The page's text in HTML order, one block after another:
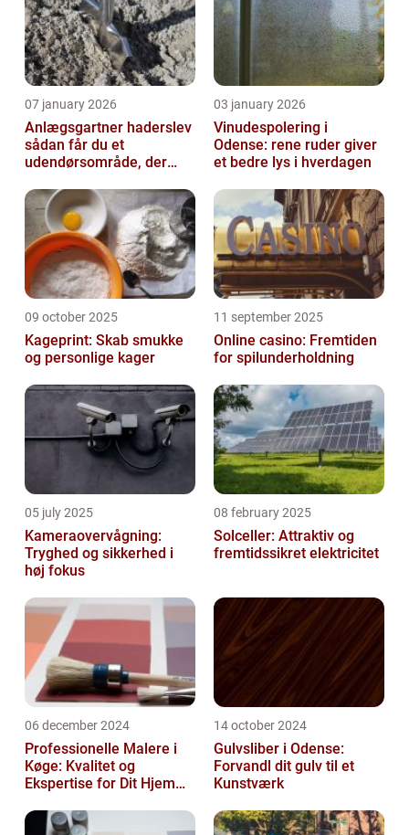
07 january 2026
Anlægsgartner haderslev
sådan får du et
udendørsområde, der
03 january 2026
Vinudespolering i
Odense: rene ruder giver
et bedre lys i hverdagen
09 october 2025
Kageprint: Skab smukke
og personlige kager
11 september 2025
Online casino: Fremtiden
for spilunderholdning
05 july 2025
Kameraovervågning:
Tryghed og sikkerhed i
høj fokus
08 february 2025
Solceller: Attraktiv og
fremtidssikret elektricitet
06 december 2024
Professionelle Malere i
Køge: Kvalitet og
Ekspertise for Dit Hjem
14 october 2024
Gulvsliber i Odense:
Forvandl dit gulv til et
Kunstværk